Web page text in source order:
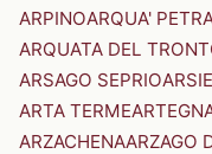
ARPINOARQUA'
ARQUATA DEL
ARSAGO SEPRIO
ARTA TERME
ARZACHENAARZAGO